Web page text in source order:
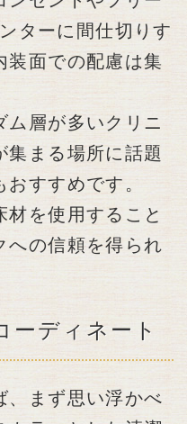
ターに間仕切りす
装面での配慮は集
ム層が多いクリニ
集まる場所に話題
すすめです。
材を使用すること
への信頼を得られ
ーディネート
、まず思い浮かべ